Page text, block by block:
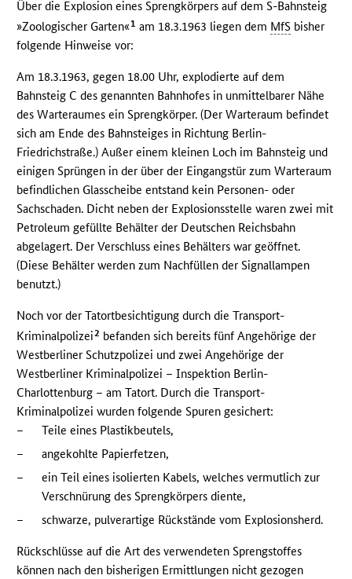
Über die Explosion eines Sprengkörpers auf dem S-Bahnsteig
»Zoologischer Garten«1 am 18.3.1963 liegen dem MfS bisher
folgende Hinweise vor:
Am 18.3.1963, gegen 18.00 Uhr, explodierte auf dem
Bahnsteig C des genannten Bahnhofes in unmittelbarer Nähe
des Warteraumes ein Sprengkörper. (Der Warteraum befindet
sich am Ende des Bahnsteiges in Richtung Berlin-
Friedrichstraße.) Außer einem kleinen Loch im Bahnsteig und
einigen Sprüngen in der über der Eingangstür zum Warteraum
befindlichen Glasscheibe entstand kein Personen- oder
Sachschaden. Dicht neben der Explosionsstelle waren zwei mit
Petroleum gefüllte Behälter der Deutschen Reichsbahn
abgelagert. Der Verschluss eines Behälters war geöffnet.
(Diese Behälter werden zum Nachfüllen der Signallampen
benutzt.)
Noch vor der Tatortbesichtigung durch die Transport-
Kriminalpolizei2 befanden sich bereits fünf Angehörige der
Westberliner Schutzpolizei und zwei Angehörige der
Westberliner Kriminalpolizei – Inspektion Berlin-
Charlottenburg – am Tatort. Durch die Transport-
Kriminalpolizei wurden folgende Spuren gesichert:
–
Teile eines Plastikbeutels,
–
angekohlte Papierfetzen,
–
ein Teil eines isolierten Kabels, welches vermutlich zur
Verschnürung des Sprengkörpers diente,
–
schwarze, pulverartige Rückstände vom Explosionsherd.
Rückschlüsse auf die Art des verwendeten Sprengstoffes
können nach den bisherigen Ermittlungen nicht gezogen